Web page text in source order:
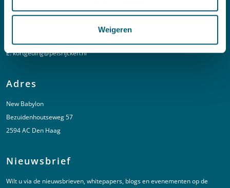
Weigeren
Spoed (Buiten kantoortijden)
E:kortgeding@pelsrijcken.nl
Adres
New Babylon
Bezuidenhoutseweg 57
2594 AC Den Haag
Nieuwsbrief
Wilt u via de nieuwsbrieven, whitepapers, blogs en evenementen op de